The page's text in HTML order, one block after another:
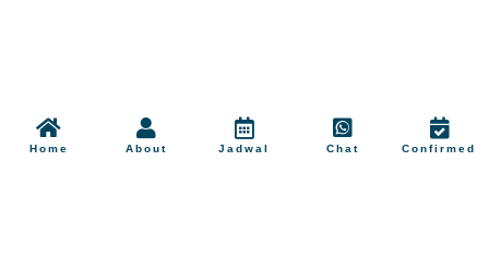
Home About Jadwal Chat Confirmed